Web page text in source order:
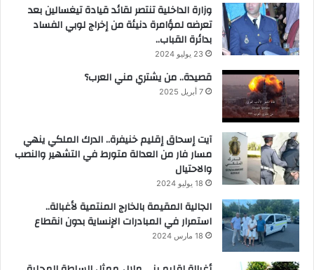
وزارة الداخلية تنتصر لقائد قيادة تيغسالين بعد
تعرضه لمؤامرة دنيئة من إخراج لوبي الفساد
بدائرة القباب..
23 يوليو 2024
قصيدة.. من يشتري مني العرب؟
7 أبريل 2025
آيت إسحاق إقليم خنيفرة.. الدرك الملكي ينهي
مسار فار من العدالة متورط في التشهير والنصب
والاحتيال
18 يوليو 2024
الجالية المقيمة بالخارج المنتمية لأغبالة..
استمرار في المبادرات الإنساية بدون انقطاع
18 مارس 2024